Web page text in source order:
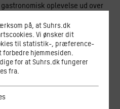
oplevelse ud over
Gastro-eleverne på Suhrs
et moderne take på det
med hjerte, hjerne og
på, at Suhrs.dk
Vi ønsker dit
til statistik-, præference-
hjemmesiden.
for at Suhrs.dk fungerer
fra.